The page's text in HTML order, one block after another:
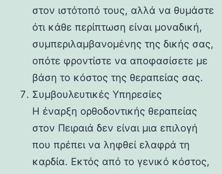
στον ιστότοπό τους, αλλά να θυμάστε
ότι κάθε περίπτωση είναι μοναδική,
συμπεριλαμβανομένης της δικής σας,
οπότε φροντίστε να αποφασίσετε με
βάση το κόστος της θεραπείας σας.
Συμβουλευτικές Υπηρεσίες
Η έναρξη ορθοδοντικής θεραπείας
στον Πειραιά δεν είναι μια επιλογή
που πρέπει να ληφθεί ελαφρά τη
καρδία. Εκτός από το γενικό κόστος,